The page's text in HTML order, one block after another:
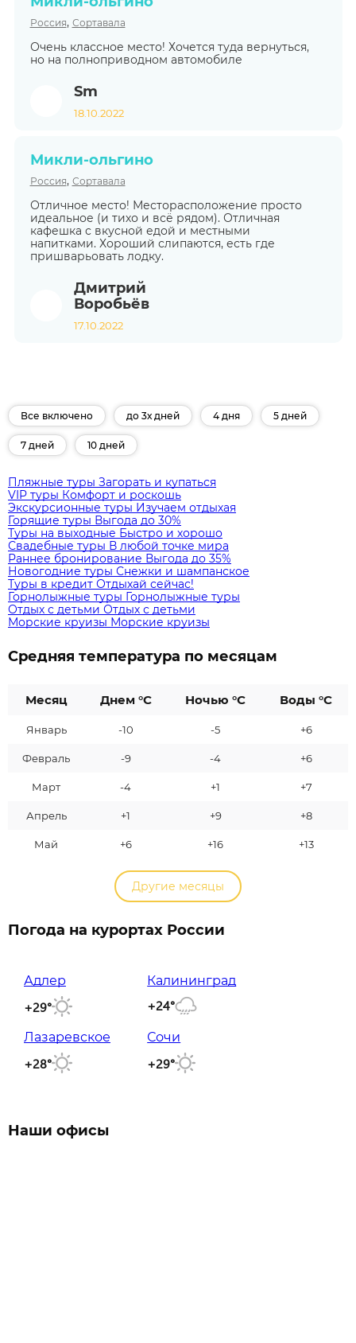
Россия, Сортавала
Очень классное место! Хочется туда вернуться,
но на полноприводном автомобиле
Sm
18.10.2022
Микли-ольгино
Россия, Сортавала
Отличное место! Месторасположение просто
идеальное (и тихо и всё рядом). Отличная
кафешка с вкусной едой и местными
напитками. Хороший слипаются, есть где
пришварьовать лодку.
Дмитрий
Воробьёв
17.10.2022
Все включено до 3х дней 4 дня 5 дней
7 дней 10 дней
Пляжные туры Загорать и купаться
VIP туры Комфорт и роскошь
Экскурсионные туры Изучаем отдыхая
Горящие туры Выгода до 30%
Туры на выходные Быстро и хорошо
Свадебные туры В любой точке мира
Раннее бронирование Выгода до 35%
Новогодние туры Снежки и шампанское
Туры в кредит Отдыхай сейчас!
Горнолыжные туры Горнолыжные туры
Отдых с детьми Отдых с детьми
Морские круизы Морские круизы
Средняя температура по месяцам
Месяц Днем °C Ночью °C Воды °C
Январь -10 -5 +6
Февраль -9 -4 +6
Март -4 +1 +7
Апрель +1 +9 +8
Май +6 +16 +13
Другие месяцы
Погода на курортах России
Адлер
+29°
Калининград
+24°
Лазаревское
+28°
Сочи
+29°
Наши офисы